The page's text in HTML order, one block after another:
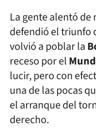
La gente alentó
defendió el triunfo
volvió a poblar la
receso por el
lucir, pero con
una de las pocas
el arranque del
derecho.